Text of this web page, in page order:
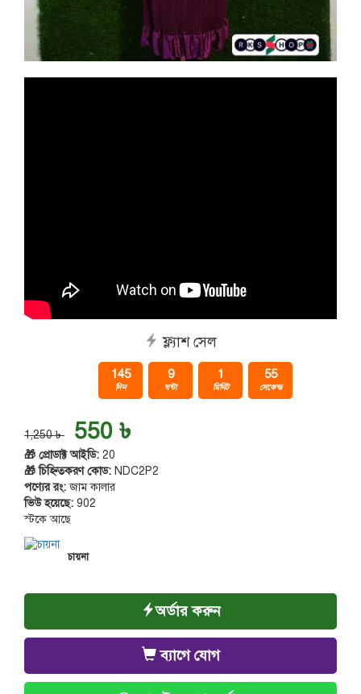
ফ্ল্যাশ সেল
145
দিন
9
ঘন্টা
1
মিনিট
54
সেকেন্ড
1,250 ৳ 550 ৳
🎁 প্রোডাক্ট আইডি: 20
🎁 চিহ্নিতকরণ কোড: NDC2P2
পণ্যের রং:জাম কালার
ভিউ হয়েছে: 902
স্টকে আছে
চায়না
অর্ডার করুন
ব্যাগে যোগ